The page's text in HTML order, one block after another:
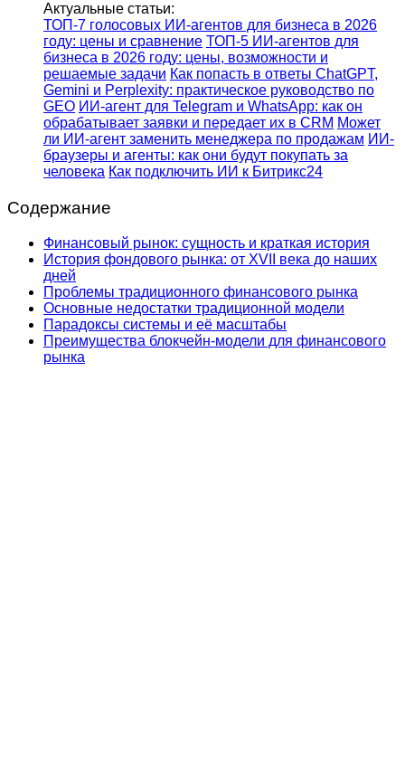
Актуальные статьи:
ТОП-7 голосовых ИИ-агентов для бизнеса в 2026
году: цены и сравнение ТОП-5 ИИ-агентов для
бизнеса в 2026 году: цены, возможности и
решаемые задачи Как попасть в ответы ChatGPT,
Gemini и Perplexity: практическое руководство по
GEO ИИ-агент для Telegram и WhatsApp: как он
обрабатывает заявки и передает их в CRM Может
ли ИИ-агент заменить менеджера по продажам ИИ-
браузеры и агенты: как они будут покупать за
человека Как подключить ИИ к Битрикс24
Содержание
Финансовый рынок: сущность и краткая история
История фондового рынка: от XVII века до наших
дней
Проблемы традиционного финансового рынка
Основные недостатки традиционной модели
Парадоксы системы и её масштабы
Преимущества блокчейн-модели для финансового
рынка